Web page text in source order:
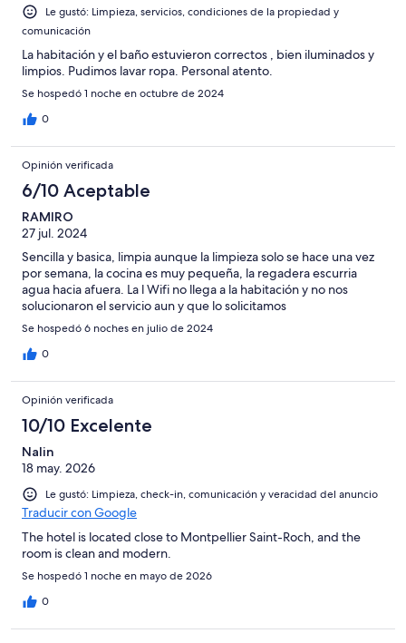
Le gustó: Limpieza, servicios, condiciones de la propiedad y
comunicación
La habitación y el baño estuvieron correctos , bien iluminados y
limpios. Pudimos lavar ropa. Personal atento.
Se hospedó 1 noche en octubre de 2024
0
Opinión verificada
6/10 Aceptable
RAMIRO
27 jul. 2024
Sencilla y basica, limpia aunque la limpieza solo se hace una vez
por semana, la cocina es muy pequeña, la regadera escurria
agua hacia afuera. La l Wifi no llega a la habitación y no nos
solucionaron el servicio aun y que lo solicitamos
Se hospedó 6 noches en julio de 2024
0
Opinión verificada
10/10 Excelente
Nalin
18 may. 2026
Le gustó: Limpieza, check-in, comunicación y veracidad del anuncio
Traducir con Google
The hotel is located close to Montpellier Saint-Roch, and the
room is clean and modern.
Se hospedó 1 noche en mayo de 2026
0